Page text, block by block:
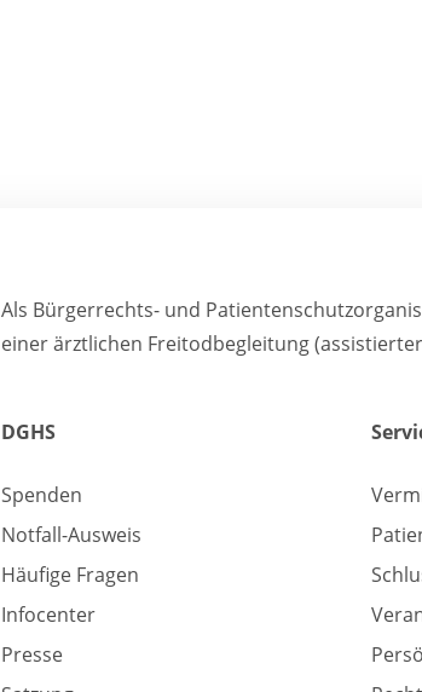
Als Bürgerrechts- und
einer ärztlichen Freitodbegleitung
DGHS
Spenden
Notfall-Ausweis
Häufige Fragen
Infocenter
Presse